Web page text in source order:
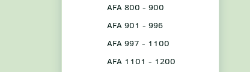
AFA 800 - 900
AFA 901 - 996
AFA 997 - 1100
AFA 1101 - 1200